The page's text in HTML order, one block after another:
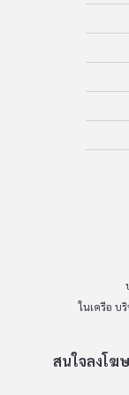
ในเครือ บ
สนใจลงโฆ